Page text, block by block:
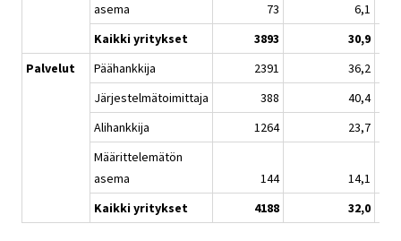
asema
73
6,1
Kaikki yritykset
3893
30,9
Palvelut
Päähankkija 2391
36,2
Järjestelmätoimittaja
388
40,4
Alihankkija
1264
23,7
Määrittelemätön
asema
144
14,1
Kaikki yritykset
4188 32,0